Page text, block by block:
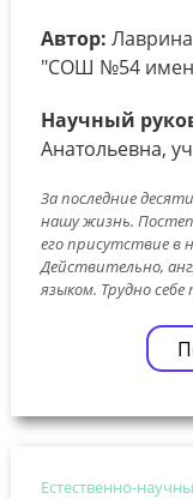
Автор:
"СОШ №54
Научный
Анатольевна,
За последние
нашу жизнь.
его присутствие в
Действительно,
языком. Трудно
Естественно-